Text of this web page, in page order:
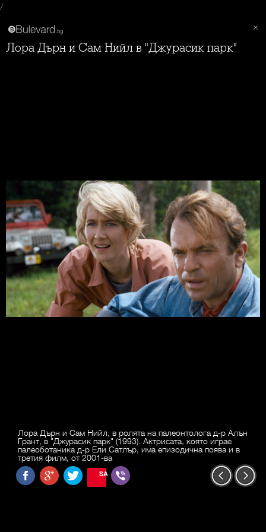
/
Лора Дърн и Сам Нийл в "Джурасик парк"
Лора Дърн и Сам Нийл, в ролята на палеонтолога д-р Алън
Грант, в "Джурасик парк" (1993). Актрисата, която играе
палеоботаника д-р Ели Сатлър, има епизодична поява и в
третия филм, от 2001-ва
SAVE